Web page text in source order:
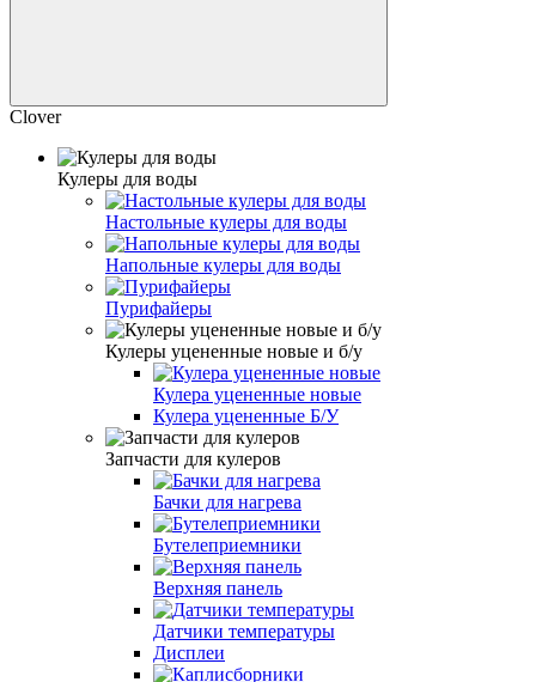
Clover
Кулеры для воды
Настольные кулеры для воды
Напольные кулеры для воды
Пурифайеры
Кулеры уцененные новые и б/у
Кулера уцененные новые
Кулера уцененные Б/У
Запчасти для кулеров
Бачки для нагрева
Бутелеприемники
Верхняя панель
Датчики температуры
Дисплеи